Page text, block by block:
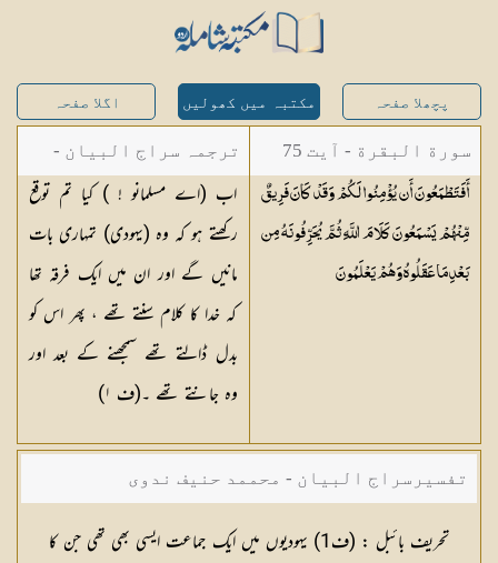
پچھلا صفحہ مکتبہ میں کھولیں اگلا صفحہ
سورة البقرة - آیت 75
أَفَتَطْمَعُونَ أَن يُؤْمِنُوا لَكُمْ وَقَدْ كَانَ فَرِيقٌ
مِّنْهُمْ يَسْمَعُونَ كَلَامَ اللَّهِ ثُمَّ يُحَرِّفُونَهُ مِن
بَعْدِ مَا عَقَلُوهُ وَهُمْيَعْلَمُونَ
ترجمہ سراج البیان -
مستفاد از ترجمتین
شاہ عبدالقادر دھلوی/
شاہ رفیع الدین دھلوی
اب (اے مسلمانو ! ) کیا تم توقع
رکھتے ہو کہ وہ (یہودی) تمہاری بات
مانیں گے اور ان میں ایک فرقہ تھا
کہ خدا کا کلام سنتے تھے ، پھر اس کو
بدل ڈالتے تھے سمجھنے کے بعد اور
وہ جانتے تھے ۔(ف ١)
تفسیرسراج البیان - محممد حنیف ندوی
تحریف بائبل : (ف1 ) یہودیوں میں ایک جماعت ایسی بھی تھی جن کا